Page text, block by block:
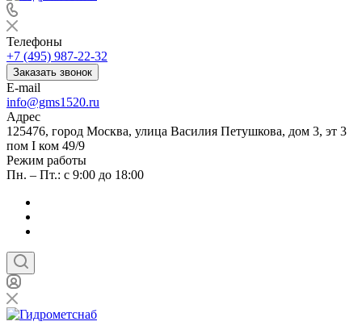
Телефоны
+7 (495) 987-22-32
Заказать звонок
E-mail
info@gms1520.ru
Адрес
125476, город Москва, улица Василия Петушкова, дом 3, эт 3
пом I ком 49/9
Режим работы
Пн. – Пт.: с 9:00 до 18:00